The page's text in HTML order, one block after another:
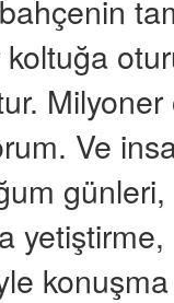
koltuğa
Ve